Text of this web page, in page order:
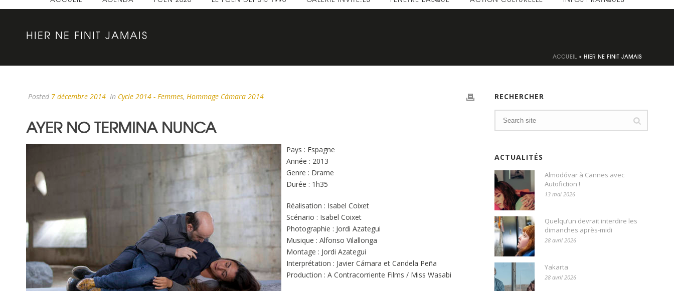
HIER NE FINIT JAMAIS
ACCUEIL » HIER NE FINIT JAMAIS
Posted 7 décembre 2014 In Cycle 2014 - Femmes, Hommage Cámara 2014
AYER NO TERMINA NUNCA
Pays : Espagne
Année : 2013
Genre : Drame
Durée : 1h35
Réalisation : Isabel Coixet
Scénario : Isabel Coixet
Photographie : Jordi Azategui
Musique : Alfonso Vilallonga
Montage : Jordi Azategui
Interprétation : Javier Cámara et Candela Peña
Production : A Contracorriente Films / Miss Wasabi
RECHERCHER
ACTUALITÉS
Almodóvar à Cannes avec
Autofiction !
13 mai 2026
Quelqu’un devrait interdire les
dimanches après-midi
28 avril 2026
Yakarta
28 avril 2026